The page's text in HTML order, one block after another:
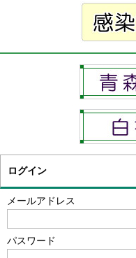
ログイン
メールアドレス
パスワード